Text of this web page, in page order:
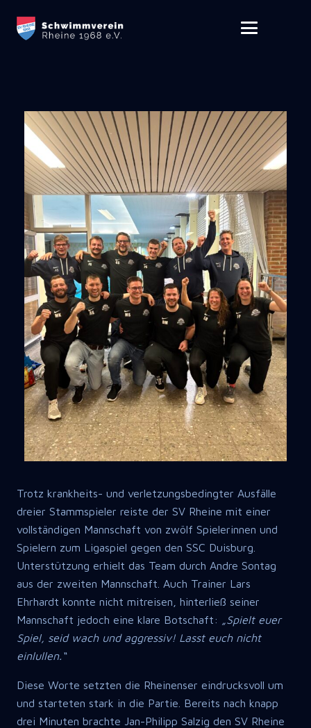
Trotz krankheits- und verletzungsbedingter Ausfälle
dreier Stammspieler reiste der SV Rheine mit einer
vollständigen Mannschaft von zwölf Spielerinnen und
Spielern zum Ligaspiel gegen den SSC Duisburg.
Unterstützung erhielt das Team durch Andre Sontag
aus der zweiten Mannschaft. Auch Trainer Lars
Ehrhardt konnte nicht mitreisen, hinterließ seiner
Mannschaft jedoch eine klare Botschaft: „Spielt euer
Spiel, seid wach und aggressiv! Lasst euch nicht
einlullen.“
Diese Worte setzten die Rheinenser eindrucksvoll um
und starteten stark in die Partie. Bereits nach knapp
drei Minuten brachte Jan-Philipp Salzig den SV Rheine